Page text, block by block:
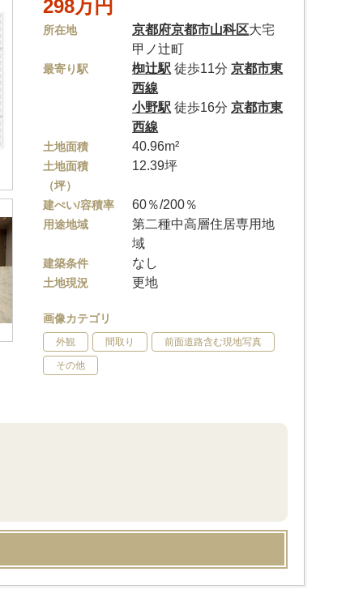
298万円
所在地 京都府京都市山科区大宅
甲ノ辻町
最寄り駅 椥辻駅 徒歩11分京都市東
西線
小野駅 徒歩16分京都市東
西線
土地面積 40.96m²
土地面積
（坪）
12.39坪
建ぺい/容積率 60％/200％
用途地域
第二種中高層住居専用地
域
建築条件 なし
土地現況 更地
画像カテゴリ
外観 間取り 前面道路含む現地写真
その他